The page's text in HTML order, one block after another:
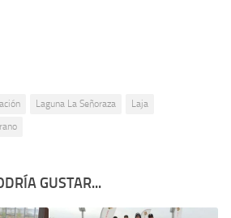
Laguna La Señoraza
Laja
GUSTAR...